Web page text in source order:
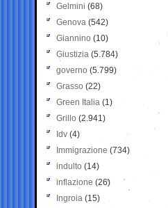
Gelmini (68)
Genova (542)
Giannino (10)
Giustizia (5.784)
governo (5.799)
Grasso (22)
Green Italia (1)
Grillo (2.941)
Idv (4)
Immigrazione (734)
indulto (14)
inflazione (26)
Ingroia (15)